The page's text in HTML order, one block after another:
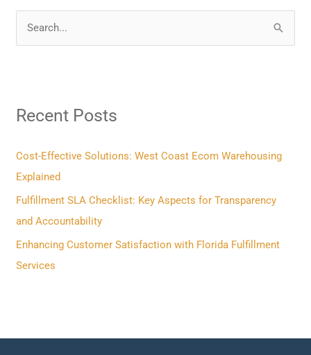
c
f
o
r
:
Recent Posts
Cost-Effective Solutions: West Coast Ecom Warehousing
Explained
Fulfillment SLA Checklist: Key Aspects for Transparency
and Accountability
Enhancing Customer Satisfaction with Florida Fulfillment
Services